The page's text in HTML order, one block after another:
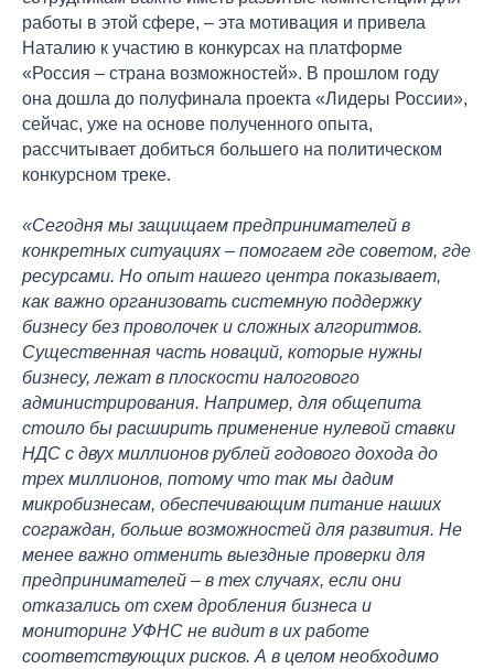
работы в этой сфере, – эта мотивация и привела
Наталию к участию в конкурсах на платформе
«Россия – страна возможностей». В прошлом году
она дошла до полуфинала проекта «Лидеры России»,
сейчас, уже на основе полученного опыта,
рассчитывает добиться большего на политическом
конкурсном треке.
«Сегодня мы защищаем предпринимателей в
конкретных ситуациях – помогаем где советом, где
ресурсами. Но опыт нашего центра показывает,
как важно организовать системную поддержку
бизнесу без проволочек и сложных алгоритмов.
Существенная часть новаций, которые нужны
бизнесу, лежат в плоскости налогового
администрирования. Например, для общепита
стоило бы расширить применение нулевой ставки
НДС с двух миллионов рублей годового дохода до
трех миллионов, потому что так мы дадим
микробизнесам, обеспечивающим питание наших
сограждан, больше возможностей для развития. Не
менее важно отменить выездные проверки для
предпринимателей – в тех случаях, если они
отказались от схем дробления бизнеса и
мониторинг УФНС не видит в их работе
соответствующих рисков. А в целом необходимо